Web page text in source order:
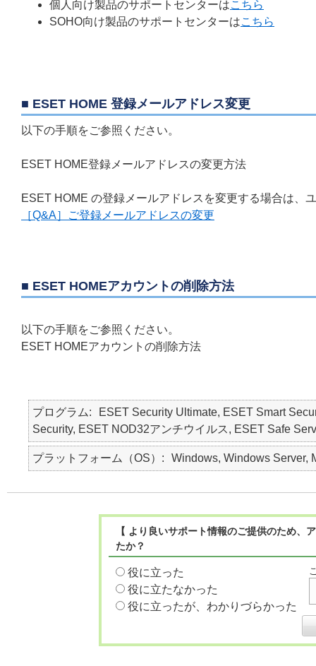
個人向け製品のサポートセンターはこちら
SOHO向け製品のサポートセンターはこちら
■ ESET HOME 登録メールアドレス変更
以下の手順をご参照ください。
ESET HOME登録メールアドレスの変更方法
ESET HOME の登録メールアドレスを変更する場合は、
［Q&A］ご登録メールアドレスの変更
■ ESET HOMEアカウントの削除方法
以下の手順をご参照ください。
ESET HOMEアカウントの削除方法
プログラム
ESET Security Ultimate, ESET Smart
Security, ESET NOD32アンチウイルス, ESET Safe
プラットフォーム（OS） Windows, Windows Server,
【 より良いサポート情報のご提供のため
たか？
役に立った
役に立たなかった
役に立ったが、わかりづらかった